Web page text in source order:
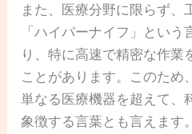
また、医療分野に限らず、
「ハイパーナイフ」とい
り、特に高速で精密な作業
ことがあります。このため
単なる医療機器を超えて、
象徴する言葉とも言えます。